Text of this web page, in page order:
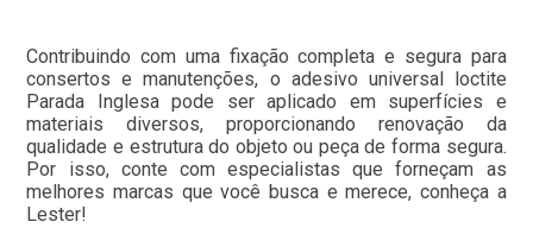
Contribuindo com uma fixação completa e segura para
consertos e manutenções, o adesivo universal loctite
Parada Inglesa pode ser aplicado em superfícies e
materiais diversos, proporcionando renovação da
qualidade e estrutura do objeto ou peça de forma segura.
Por isso, conte com especialistas que forneçam as
melhores marcas que você busca e merece, conheça a
Lester!